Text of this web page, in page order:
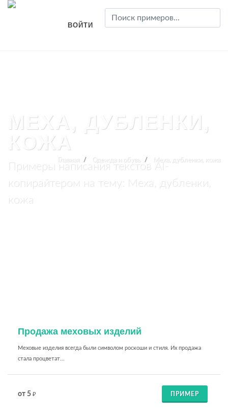
ВОЙТИ
МЕХА, ДУБЛЕНКИ,
КОЖА
Примеры написания текстов AI-
копирайтером на тему: Меха, дубленки,
кожа
Главная Одежда и обувь Меха, дубленки, кожа
Продажа меховых изделий
Меховые изделия всегда были символом роскоши и стиля. Их продажа
стала процветат...
от 5 ₽ ПРИМЕР